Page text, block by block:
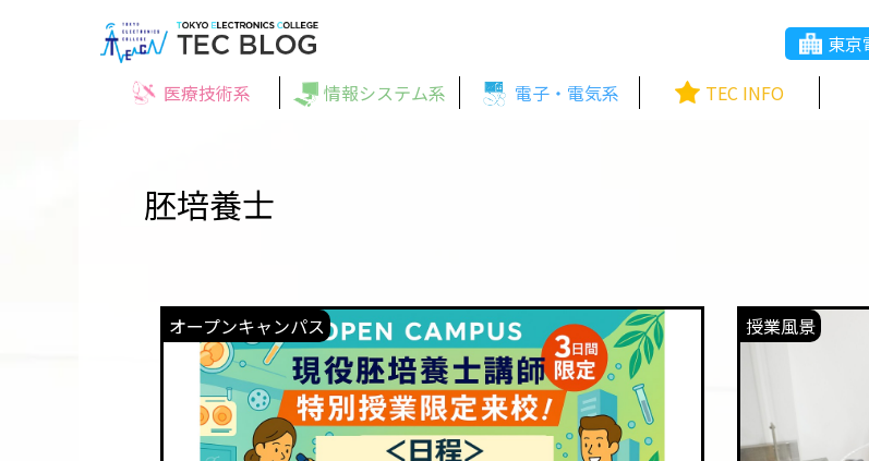
東京
医療技術系
情報システム系 電子・電気系 TEC INFO
胚培養士
オープンキャンパス 授業風景